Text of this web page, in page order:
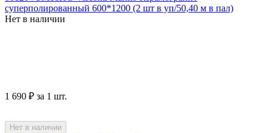
суперполированный 600*1200 (2 шт в уп/50,40 м в пал)
Нет в наличии
1 690 ₽ за 1 шт.
Нет в наличии